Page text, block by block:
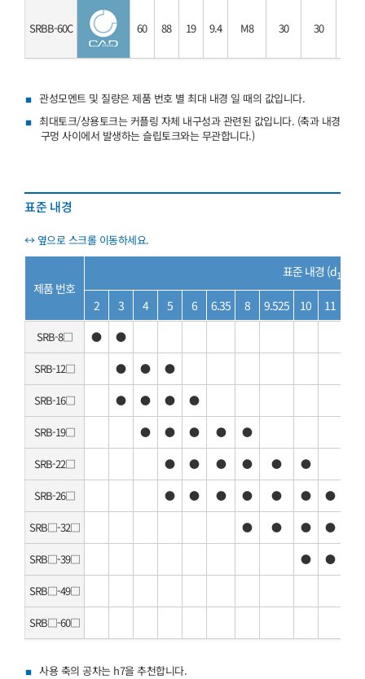
SRBB-60C 60 88 19 9.4 M8 30 30
관성모멘트 및 질량은 제품 번호 별 최대 내경 일 때의 값입니다.
최대토크/상용토크는 커플링 자체 내구성과 관련된 값입니다. (축과 내경
구멍 사이에서 발생하는 슬립토크와는 무관합니다.)
표준 내경
제품 번호
표준 내경 (d1
2 3 4 5 6 6.35 8 9.525 10 11
SRB-8□ ● ●
SRB-12□ ● ● ●
SRB-16□ ● ● ● ●
SRB-19□ ● ● ● ● ●
SRB-22□ ● ● ● ● ● ●
SRB-26□ ● ● ● ● ● ● ●
SRB□-32□ ● ● ● ●
SRB□-39□ ● ●
SRB□-49□
SRB□-60□
사용 축의 공차는 h7을 추천합니다.